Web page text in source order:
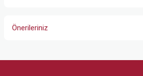
Önerileriniz